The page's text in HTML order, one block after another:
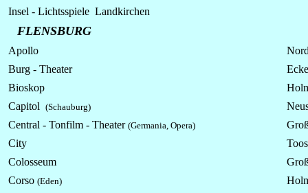
Insel - Lichtsspiele Landkirchen
FLENSBURG
Apollo
Burg - Theater
Bioskop
Capitol (Schauburg)
Central - Tonfilm - Theater (Germania, Opera)
City
Colosseum
Corso (Eden)